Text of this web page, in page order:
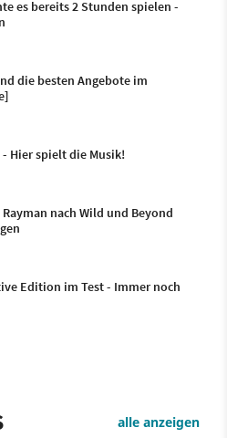
es bereits 2 Stunden spielen -
die besten Angebote im
- Hier spielt die Musik!
nach Wild und Beyond
Edition im Test - Immer noch
alle anzeigen